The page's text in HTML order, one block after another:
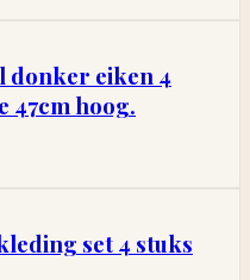
donker eiken 4
47cm hoog.
set 4 stuks